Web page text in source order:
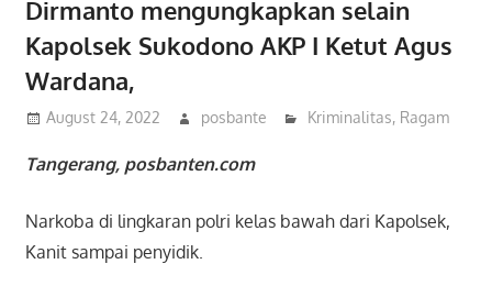
Dirmanto mengungkapkan selain
Kapolsek Sukodono AKP I Ketut Agus
Wardana,
August 24, 2022 posbante Kriminalitas, Ragam
Tangerang, posbanten.com
Narkoba di lingkaran polri kelas bawah dari Kapolsek,
Kanit sampai penyidik.